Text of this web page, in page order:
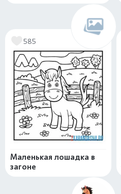
585
Маленькая лошадка в
загоне